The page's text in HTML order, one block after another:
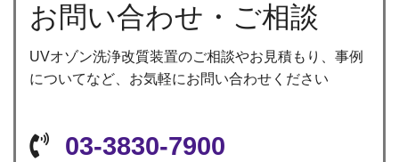
お問い合わせ・ご相談
UVオゾン洗浄改質装置のご相談やお見積もり、事例
についてなど、お気軽にお問い合わせください
03-3830-7900